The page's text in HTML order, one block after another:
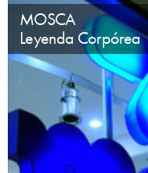
MOSCA
Leyenda Corpórea